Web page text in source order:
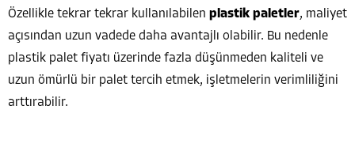
Özellikle tekrar tekrar kullanılabilen plastik paletler, maliyet
açısından uzun vadede daha avantajlı olabilir. Bu nedenle
plastik palet fiyatı üzerinde fazla düşünmeden kaliteli ve
uzun ömürlü bir palet tercih etmek, işletmelerin verimliliğini
arttırabilir.